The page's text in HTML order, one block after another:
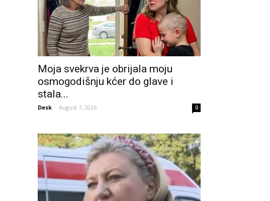
Moja svekrva je obrijala moju
osmogodišnju kćer do glave i
stala...
Desk - August 7, 2026 0